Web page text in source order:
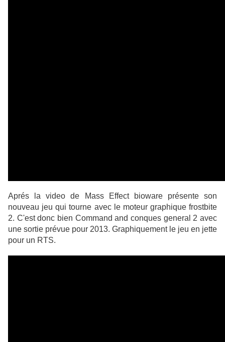
Aprés la video de Mass Effect bioware présente son
nouveau jeu qui tourne avec le moteur graphique frostbite
2. C'est donc bien Command and conques general 2 avec
une sortie prévue pour 2013. Graphiquement le jeu en jette
pour un RTS.